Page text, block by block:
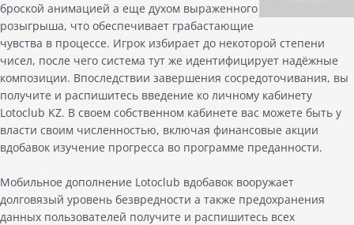
броской анимацией а еще духом выраженного
розыгрыша, что обеспечивает грабастающие
чувства в процессе. Игрок избирает до некоторой степени
чисел, после чего система тут же идентифицирует надёжные
композиции. Впоследствии завершения сосредоточивания, вы
получите и распишитесь введение ко личному кабинету
Lotoclub KZ. В своем собственном кабинете вас можете быть у
власти своим численностью, включая финансовые акции
вдобавок изучение прогресса во программе преданности.
Мобильное дополнение Lotoclub вдобавок вооружает
долговязый уровень безвредности а также предохранения
данных пользователей получите и распишитесь всех